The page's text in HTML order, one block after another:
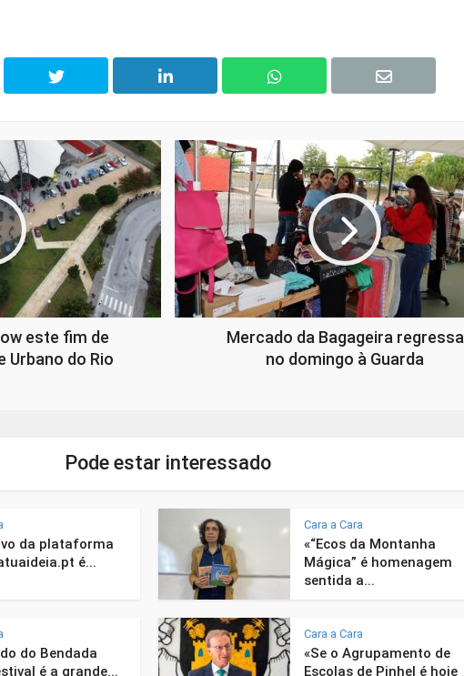
este fim de
Urbano do Rio
Mercado da Bagageira regressa
no domingo à Guarda
Pode estar interessado
da plataforma
é...
Cara a Cara
«“Ecos da Montanha
Mágica” é homenagem
sentida a...
do Bendada
é a grande...
Cara a Cara
«Se o Agrupamento de
Escolas de Pinhel é hoje